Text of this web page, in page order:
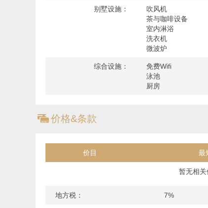
洗熨服务（床单/毛巾更换），THB 700/次
茶和咖啡设备
洗衣机
停车位
别墅设施： 吹风机
茶与咖啡设备
室内淋浴
洗衣机
微波炉
综合设施： 免费Wifi
泳池
厨房
ጅ 价格&条款
价目 最
暂无相
地方税： 7%